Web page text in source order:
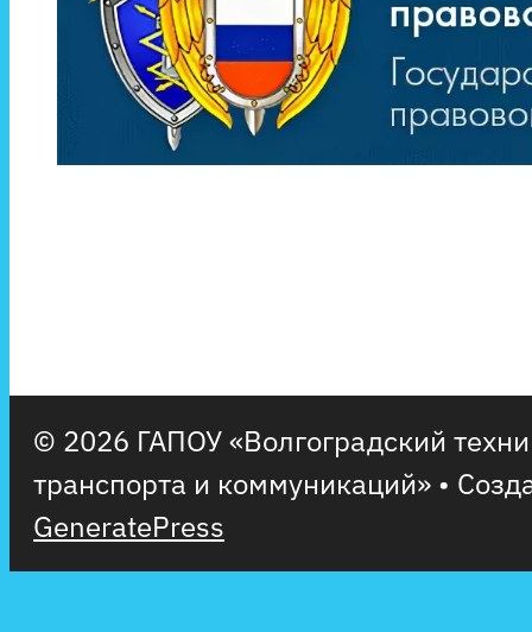
© 2026 ГАПОУ «Волгоградский
транспорта и коммуникаций» •
GeneratePress